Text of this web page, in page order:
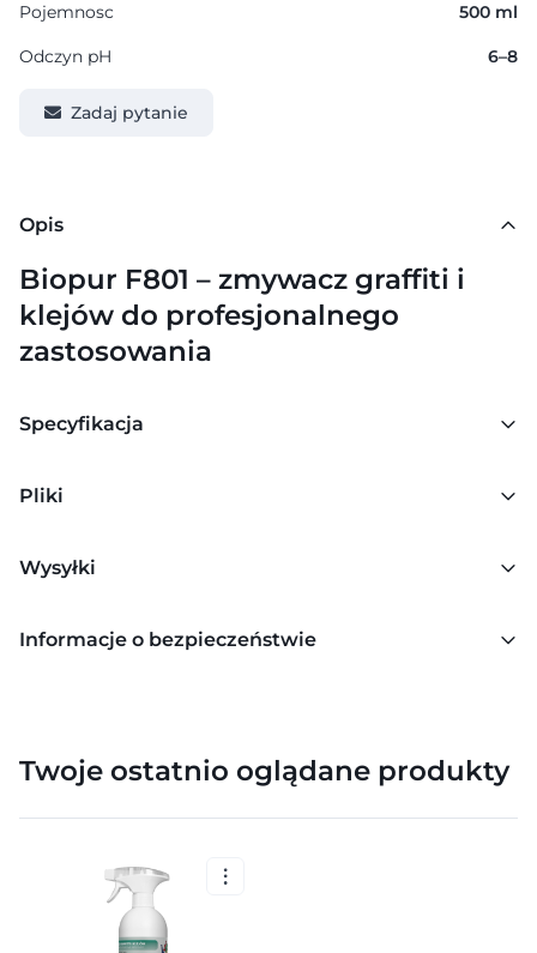
Pojemnosc 500 ml
Odczyn pH 6–8
Zadaj pytanie
Opis
Biopur F801 – zmywacz graffiti i
klejów do profesjonalnego
zastosowania
Specyfikacja
Pliki
Wysyłki
Informacje o bezpieczeństwie
Twoje ostatnio oglądane produkty